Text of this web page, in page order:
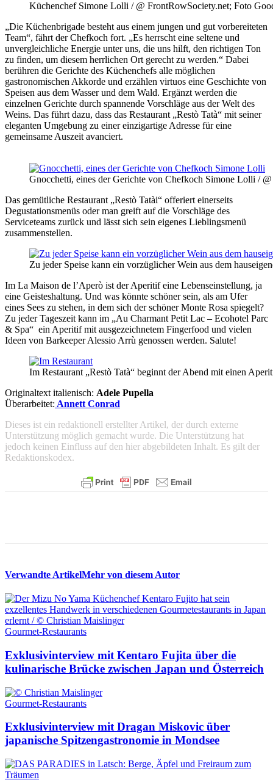
Küchenchef Simone Lolli / @ FrontRowSociety.net; Foto
„Die Küchenbrigade besteht aus einem jungen und gut vorbereiteten
Team“, fährt der Chefkoch fort. „Es herrscht eine seltene und
unvergleichliche Energie unter uns, die uns hilft, den richtigen Ton
zu finden, um diesem herrlichen Ort gerecht zu werden.“ Dabei
berühren die Gerichte des Küchenchefs alle möglichen
gastronomischen Akkorde und erzählen virtuos eine Geschichte von
Speisen aus dem Wasser und dem Wald. Ergänzt werden die
einzelnen Gerichte durch spannende Vorschläge aus der Welt des
Weins. Das führt dazu, dass das Restaurant „Restò Tatà“ mit seiner
eleganten Umgebung zu einer einzigartige Adresse für eine
gemeinsame Auszeit avanciert.
Gnocchetti, eines der Gerichte von Chefkoch Simone Lolli /
Das gemütliche Restaurant „Restò Tatài“ offeriert einerseits
Degustationsmenüs oder man greift auf die Vorschläge des
Serviceteams zurück und lässt sich sein eigenes Lieblingsmenü
zusammenstellen.
Zu jeder Speise kann ein vorzüglicher Wein aus dem
Im La Maison de l’Aperò ist der Aperitif eine Lebenseinstellung, ja
eine Geisteshaltung. Und was könnte schöner sein, als am Ufer
eines Sees zu stehen, in dem sich der schöner Monte Rosa spiegelt?
Zu jeder Tageszeit kann im „Au Charmant Petit Lac – Ecohotel Parc
& Spa“ ein Aperitif mit ausgezeichnetem Fingerfood und vielen
Ideen von Barkeeper Alessio Arrù genossen werden. Salute!
Im Restaurant „Restò Tatà“ beginnt der Abend mit einen
Originaltext italienisch: Adele Pupella
Überarbeitet: Annett Conrad
Dieses ist ein redaktionell erstellter Artikel, der durch externe
Unterstützung möglich gemacht wurde. Die Unterstützung hat
jedoch keinen Einfluss auf den hier abgebildeten Inhalt. Es gilt der
Redaktionskodex.
Verwandte ArtikelMehr von diesem Autor
Gourmet-Restaurants
Exklusivinterview mit Kentaro Fujita über die
kulinarische Brücke zwischen Japan und Österreich
Gourmet-Restaurants
Exklusivinterview mit Dragan Miskovic über
japanische Spitzengastronomie in Mondsee